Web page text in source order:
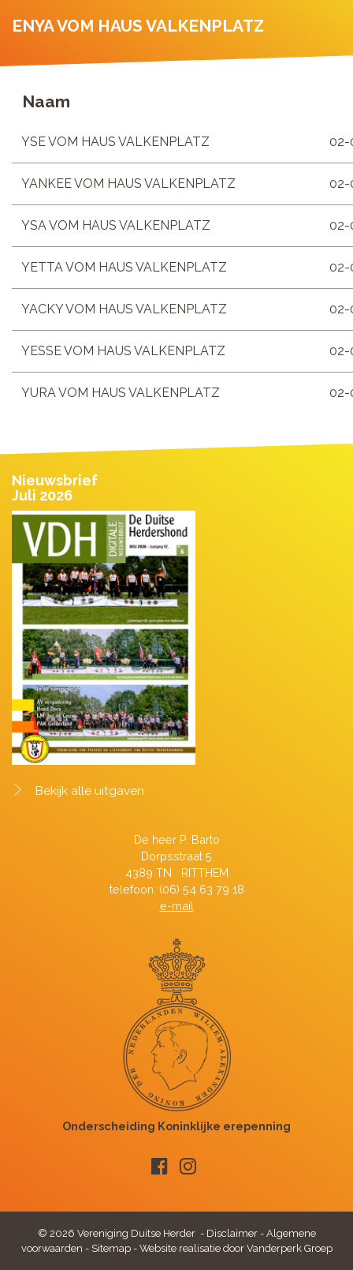
ENYA VOM HAUS VALKENPLATZ
Naam
YSE VOM HAUS VALKENPLATZ 02-
YANKEE VOM HAUS VALKENPLATZ 02-
YSA VOM HAUS VALKENPLATZ 02-
YETTA VOM HAUS VALKENPLATZ 02-
YACKY VOM HAUS VALKENPLATZ 02-
YESSE VOM HAUS VALKENPLATZ 02-
YURA VOM HAUS VALKENPLATZ 02-
Nieuwsbrief
Juli 2026
Bekijk alle uitgaven
De heer P. Barto
Dorpsstraat 5
4389 TN RITTHEM
telefoon: (06) 54 63 79 18
e-mail
© 2026 Vereniging Duitse Herder - Disclaimer- Algemene
voorwaarden - Sitemap- Website realisatie door Vanderperk Groep